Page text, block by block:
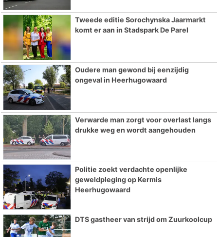
Tweede editie Sorochynska Jaarmarkt
komt er aan in Stadspark De Parel
Oudere man gewond bij eenzijdig
ongeval in Heerhugowaard
Verwarde man zorgt voor overlast langs
drukke weg en wordt aangehouden
Politie zoekt verdachte openlijke
geweldpleging op Kermis
Heerhugowaard
DTS gastheer van strijd om Zuurkoolcup